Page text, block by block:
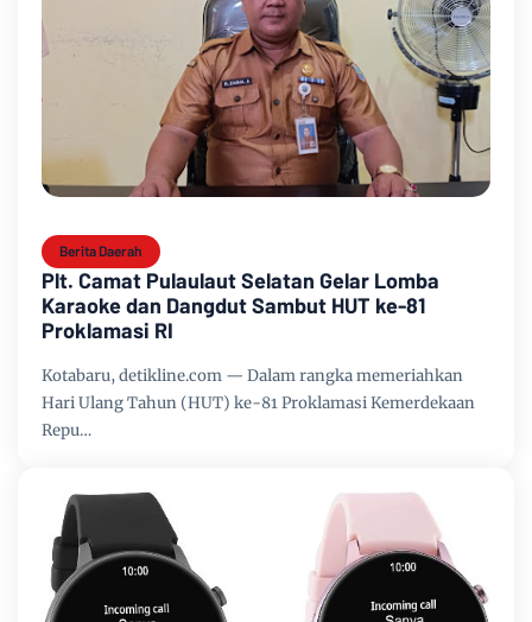
Berita Daerah
Plt. Camat Pulaulaut Selatan Gelar Lomba
Karaoke dan Dangdut Sambut HUT ke-81
Proklamasi RI
Kotabaru, detikline.com — Dalam rangka memeriahkan
Hari Ulang Tahun (HUT) ke-81 Proklamasi Kemerdekaan
Repu…